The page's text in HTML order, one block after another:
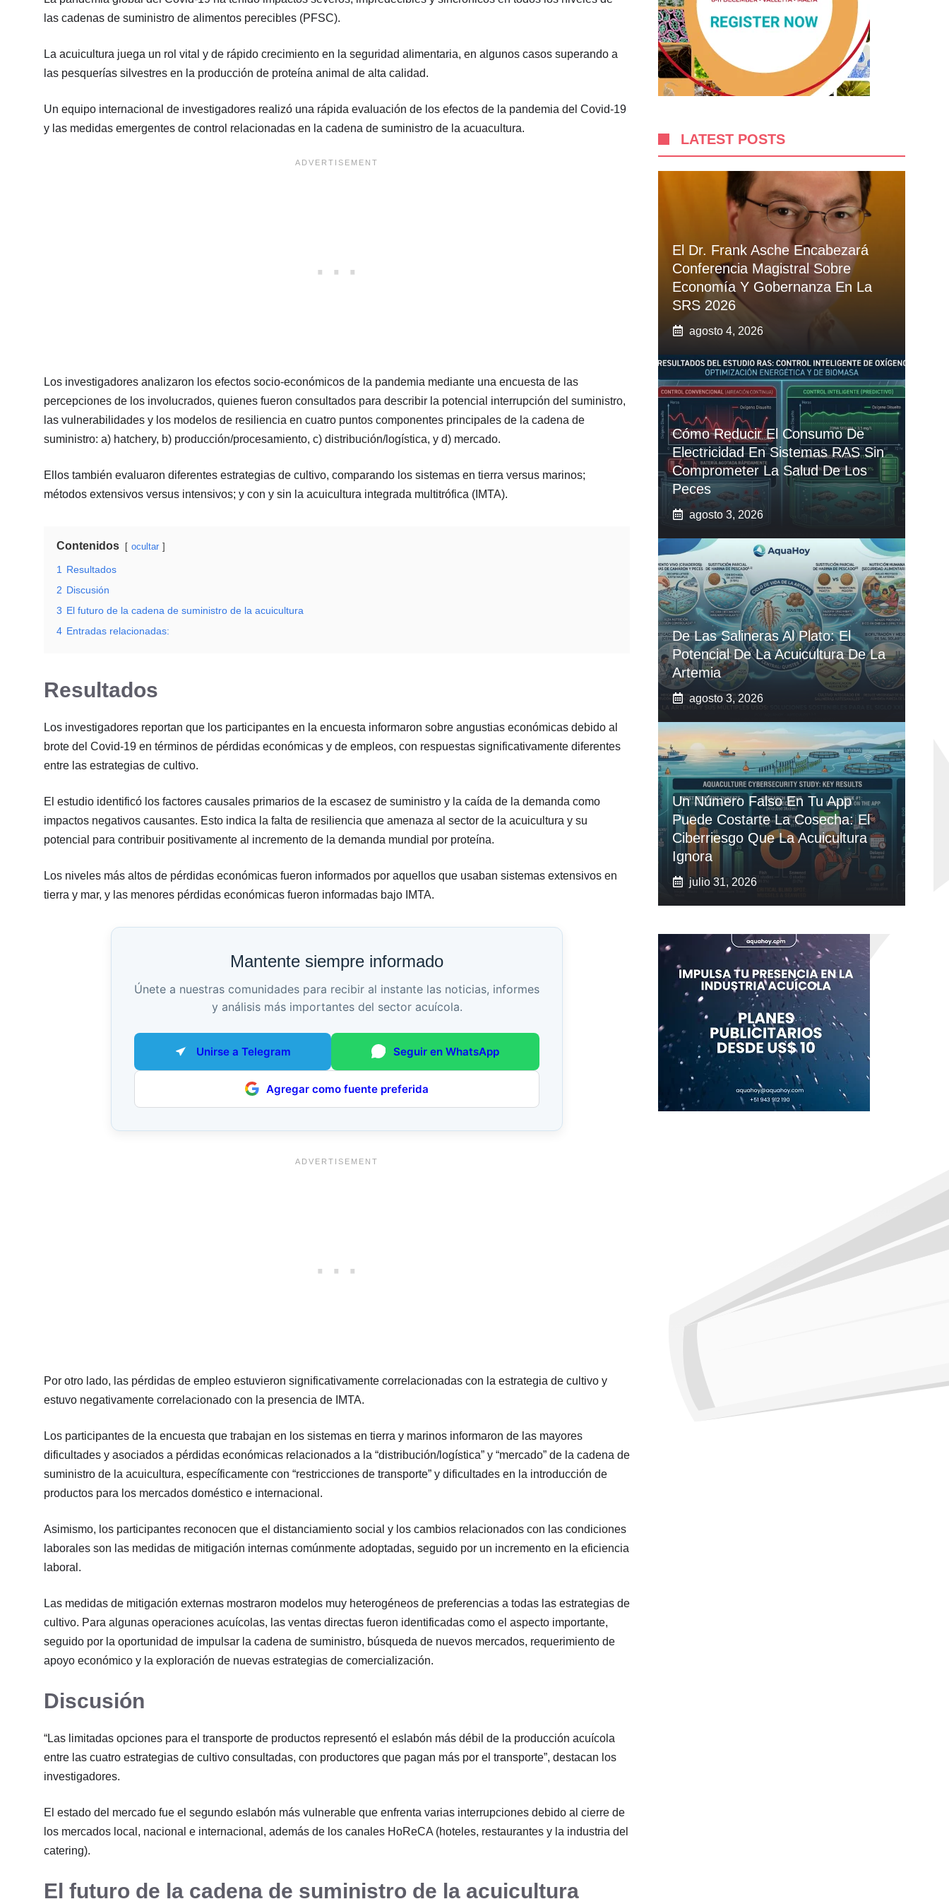
las cadenas de suministro de alimentos perecibles (PFSC).
La acuicultura juega un rol vital y de rápido crecimiento en la seguridad alimentaria, en algunos casos superando a
las pesquerías silvestres en la producción de proteína animal de alta calidad.
Un equipo internacional de investigadores realizó una rápida evaluación de los efectos de la pandemia del Covid-19
y las medidas emergentes de control relacionadas en la cadena de suministro de la acuacultura.
Los investigadores analizaron los efectos socio-económicos de la pandemia mediante una encuesta de las
percepciones de los involucrados, quienes fueron consultados para describir la potencial interrupción del suministro,
las vulnerabilidades y los modelos de resiliencia en cuatro puntos componentes principales de la cadena de
suministro: a) hatchery, b) producción/procesamiento, c) distribución/logística, y d) mercado.
Ellos también evaluaron diferentes estrategias de cultivo, comparando los sistemas en tierra versus marinos;
métodos extensivos versus intensivos; y con y sin la acuicultura integrada multitrófica (IMTA).
Contenidos ocultar
1
Resultados
2 Discusión
3 El futuro de la cadena de suministro de la acuicultura
4 Entradas relacionadas:
Resultados
Los investigadores reportan que los participantes en la encuesta informaron sobre angustias económicas debido al
brote del Covid-19 en términos de pérdidas económicas y de empleos, con respuestas significativamente diferentes
entre las estrategias de cultivo.
El estudio identificó los factores causales primarios de la escasez de suministro y la caída de la demanda como
impactos negativos causantes. Esto indica la falta de resiliencia que amenaza al sector de la acuicultura y su
potencial para contribuir positivamente al incremento de la demanda mundial por proteína.
Los niveles más altos de pérdidas económicas fueron informados por aquellos que usaban sistemas extensivos en
tierra y mar, y las menores pérdidas económicas fueron informadas bajo IMTA.
Mantente siempre informado
Únete a nuestras comunidades para recibir al instante las noticias, informes
y análisis más importantes del sector acuícola.
Unirse a Telegram Seguir en WhatsApp
Agregar como fuente preferida
Por otro lado, las pérdidas de empleo estuvieron significativamente correlacionadas con la estrategia de cultivo y
estuvo negativamente correlacionado con la presencia de IMTA.
Los participantes de la encuesta que trabajan en los sistemas en tierra y marinos informaron de las mayores
dificultades y asociados a pérdidas económicas relacionados a la “distribución/logística” y “mercado” de la cadena de
suministro de la acuicultura, específicamente con “restricciones de transporte” y dificultades en la introducción de
productos para los mercados doméstico e internacional.
Asimismo, los participantes reconocen que el distanciamiento social y los cambios relacionados con las condiciones
laborales son las medidas de mitigación internas comúnmente adoptadas, seguido por un incremento en la eficiencia
laboral.
Las medidas de mitigación externas mostraron modelos muy heterogéneos de preferencias a todas las estrategias de
cultivo. Para algunas operaciones acuícolas, las ventas directas fueron identificadas como el aspecto importante,
seguido por la oportunidad de impulsar la cadena de suministro, búsqueda de nuevos mercados, requerimiento de
apoyo económico y la exploración de nuevas estrategias de comercialización.
Discusión
“Las limitadas opciones para el transporte de productos representó el eslabón más débil de la producción acuícola
entre las cuatro estrategias de cultivo consultadas, con productores que pagan más por el transporte”, destacan los
investigadores.
El estado del mercado fue el segundo eslabón más vulnerable que enfrenta varias interrupciones debido al cierre de
los mercados local, nacional e internacional, además de los canales HoReCA (hoteles, restaurantes y la industria del
catering).
El futuro de la cadena de suministro de la acuicultura
LATEST POSTS
El Dr. Frank Asche Encabezará
Conferencia Magistral Sobre
Economía Y Gobernanza En La
SRS 2026
agosto 4, 2026
Cómo Reducir El Consumo De
Electricidad En Sistemas RAS Sin
Comprometer La Salud De Los
Peces
agosto 3, 2026
De Las Salineras Al Plato: El
Potencial De La Acuicultura De La
Artemia
agosto 3, 2026
Un Número Falso En Tu App
Puede Costarte La Cosecha: El
Ciberriesgo Que La Acuicultura
Ignora
julio 31, 2026